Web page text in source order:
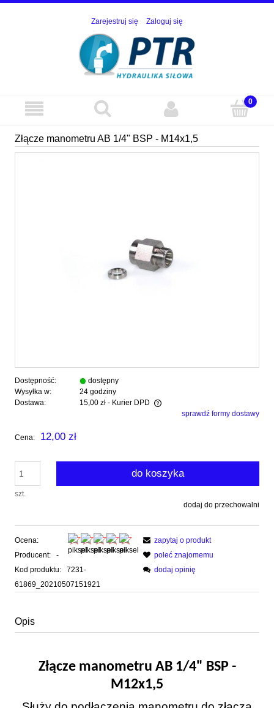
Zarejestruj się Zaloguj się
Złącze manometru AB 1/4" BSP - M14x1,5
Dostępność:
dostępny
Wysyłka w:
24 godziny
Dostawa:
15,00 zł - Kurier DPD
Cena nie zawiera ewentualnych kosztów płatnościsprawdź formy dostawy
Cena: 12,00 zł
szt.
do koszyka
dodaj do przechowalni
Ocena:
Producent:
-
Kod produktu:
7231-
61869_20210507151921
zapytaj o produkt
poleć znajomemu
dodaj opinię
Opis
Złącze manometru AB 1/4" BSP -
M12x1,5